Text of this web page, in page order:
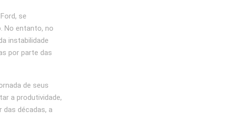
se
No entanto, no
instabilidade
por parte das
de seus
a produtividade,
décadas, a